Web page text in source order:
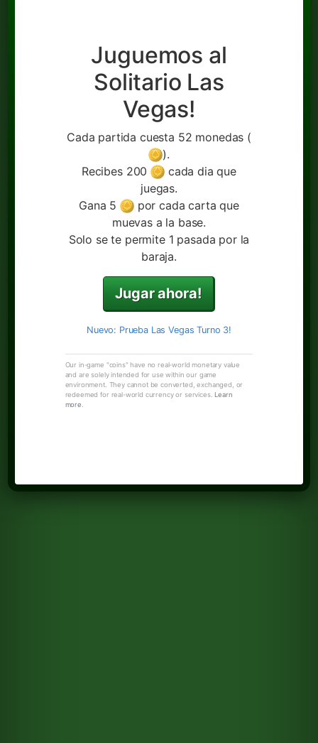
Juguemos al
Solitario Las
Vegas!
Cada partida cuesta 52 monedas (
).
Recibes 200
cada dia que
juegas.
Gana 5
por cada carta que
muevas a la base.
Solo se te permite 1 pasada por la
baraja.
Jugar ahora!
Nuevo: Prueba Las Vegas Turno 3!
Our in-game "coins" have no real-world monetary value
and are solely intended for use within our game
environment. They cannot be converted, exchanged, or
redeemed for real-world currency or services. Learn
more